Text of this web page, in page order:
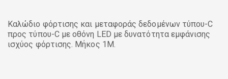
Καλώδιο φόρτισης και μεταφοράς δεδομένων τύπου-C
προς τύπου-C με οθόνη LED με δυνατότητα εμφάνισης
ισχύος φόρτισης. Μήκος 1M.